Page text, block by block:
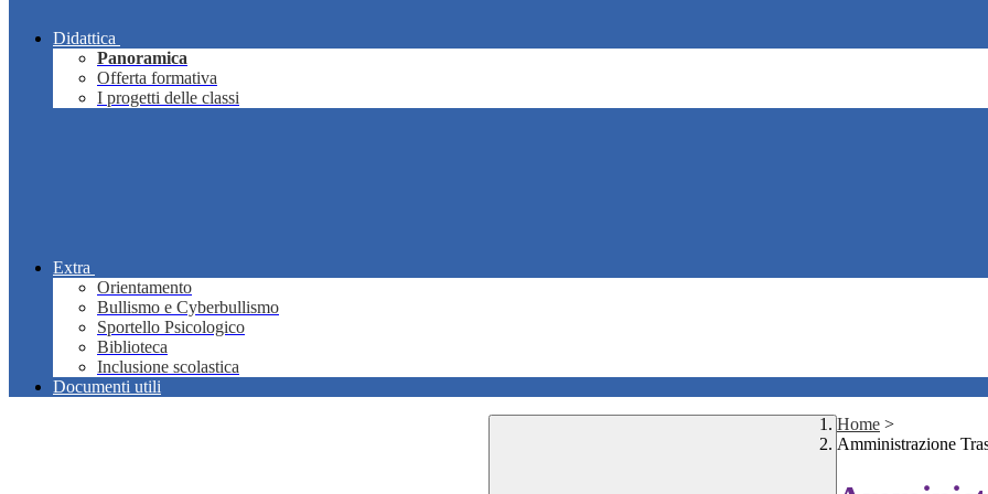
Didattica
Panoramica
Offerta formativa
I progetti delle classi
Extra
Orientamento
Bullismo e Cyberbullismo
Sportello Psicologico
Biblioteca
Inclusione scolastica
Documenti utili
Home >
Amministrazione